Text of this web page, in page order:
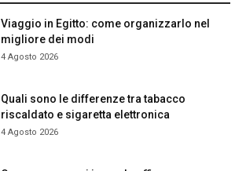
Viaggio in Egitto: come organizzarlo nel
migliore dei modi
4 Agosto 2026
Quali sono le differenze tra tabacco
riscaldato e sigaretta elettronica
4 Agosto 2026